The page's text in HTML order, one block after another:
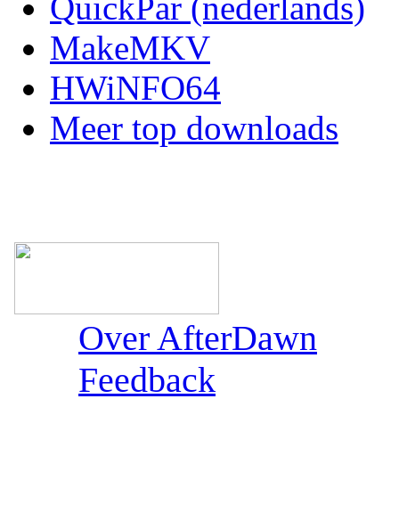
MakeMKV
HWiNFO64
Meer top downloads
Over AfterDawn
Feedback